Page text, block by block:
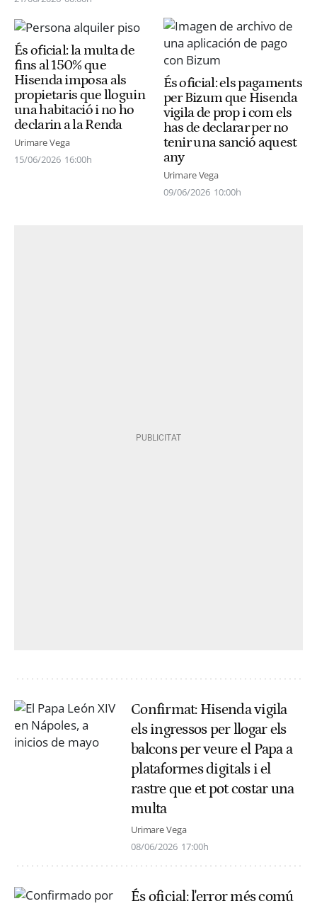
És oficial: la multa de
fins al 150% que
Hisenda imposa als
propietaris que lloguin
una habitació i no ho
declarin a la Renda
Urimare Vega
15/06/2026 16:00h
És oficial: els pagaments
per Bizum que Hisenda
vigila de prop i com els
has de declarar per no
tenir una sanció aquest
any
Urimare Vega
09/06/2026 10:00h
Confirmat: Hisenda vigila
els ingressos per llogar els
balcons per veure el Papa a
plataformes digitals i el
rastre que et pot costar una
multa
Urimare Vega
08/06/2026 17:00h
És oficial: l'error més comú